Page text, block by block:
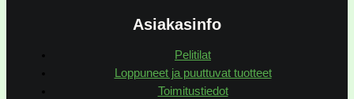
Asiakasinfo
Pelitilat
Loppuneet ja puuttuvat tuotteet
Toimitustiedot